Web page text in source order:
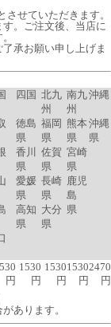
せていただきます。
。ご注文後、当店に
承お願い申し上げま
四国 北九
州
南九
州
沖縄
徳島
県
香川
県
愛媛
県
高知
県
福岡
県
佐賀
県
長崎
県
大分
県
熊本
県
宮崎
県
鹿児
島
県
沖縄
県
円
1530
円
1530
円
1530
円
2470
円
あります。